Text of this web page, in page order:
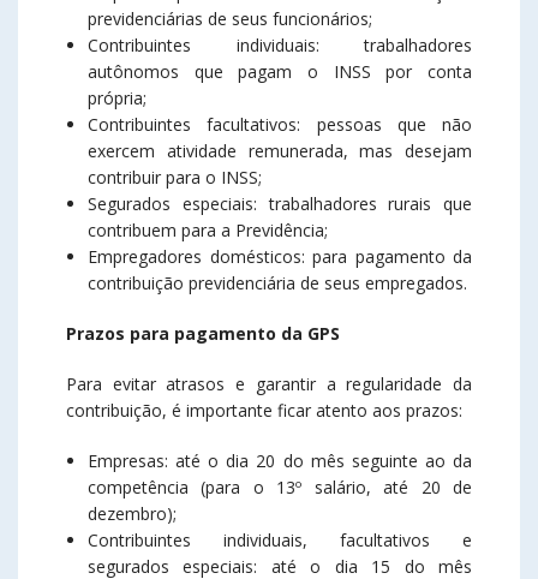
previdenciárias de seus funcionários;
Contribuintes individuais: trabalhadores
autônomos que pagam o INSS por conta
própria;
Contribuintes facultativos: pessoas que não
exercem atividade remunerada, mas desejam
contribuir para o INSS;
Segurados especiais: trabalhadores rurais que
contribuem para a Previdência;
Empregadores domésticos: para pagamento da
contribuição previdenciária de seus empregados.
Prazos para pagamento da GPS
Para evitar atrasos e garantir a regularidade da
contribuição, é importante ficar atento aos prazos:
Empresas: até o dia 20 do mês seguinte ao da
competência (para o 13º salário, até 20 de
dezembro);
Contribuintes individuais, facultativos e
segurados especiais: até o dia 15 do mês